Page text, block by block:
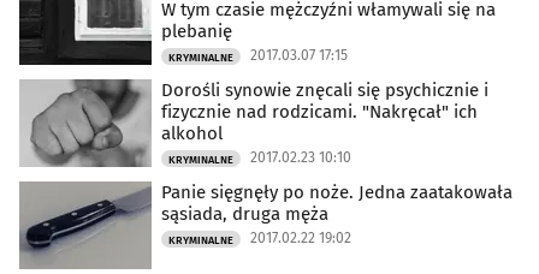
W tym czasie mężczyźni włamywali się na
plebanię
KRYMINALNE 2017.03.07 17:15
Dorośli synowie znęcali się psychicznie i
fizycznie nad rodzicami. "Nakręcał" ich
alkohol
KRYMINALNE 2017.02.23 10:10
Panie sięgnęły po noże. Jedna zaatakowała
sąsiada, druga męża
KRYMINALNE 2017.02.22 19:02